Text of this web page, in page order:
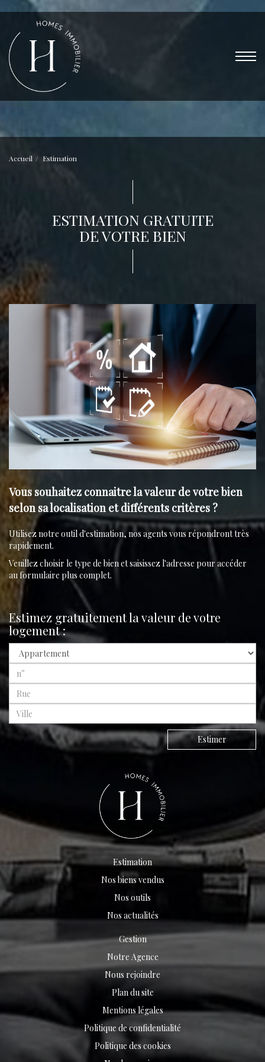
Accueil Estimation
ESTIMATION GRATUITE
DE VOTRE BIEN
Vous souhaitez connaitre la valeur de votre bien
selon sa localisation et différents critères ?
Utilisez notre outil d'estimation, nos agents vous répondront très
rapidement.
Veuillez choisir le type de bien et saisissez l'adresse pour accéder
au formulaire plus complet.
Estimez gratuitement la valeur de votre
logement :
Estimer
Estimation
Nos biens vendus
Nos outils
Nos actualités
Gestion
Notre Agence
Nous rejoindre
Plan du site
Mentions légales
Politique de confidentialité
Politique des cookies